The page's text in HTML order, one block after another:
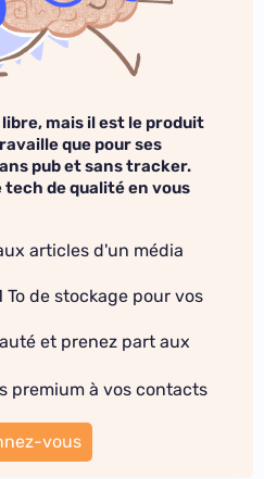
mais il est le produit
que pour ses
pub et sans tracker.
de qualité en vous
articles d'un média
To de stockage pour vos
et prenez part aux
premium à vos contacts
vous